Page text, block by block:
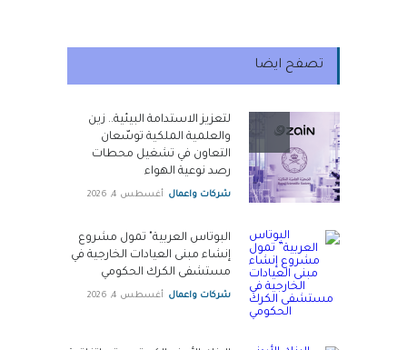
تصفح ايضا
لتعزيز الاستدامة البيئية.. زين
والعلمية الملكية توسّعان
التعاون في تشغيل محطات
رصد نوعية الهواء
شركات واعمال أغسطس 4, 2026
البوتاس العربية" تمول مشروع
إنشاء مبنى العيادات الخارجية في
مستشفى الكرك الحكومي
شركات واعمال أغسطس 4, 2026